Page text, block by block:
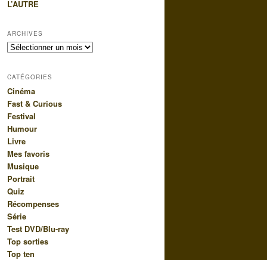
L’AUTRE
ARCHIVES
Archives
CATÉGORIES
Cinéma
Fast & Curious
Festival
Humour
Livre
Mes favoris
Musique
Portrait
Quiz
Récompenses
Série
Test DVD/Blu-ray
Top sorties
Top ten